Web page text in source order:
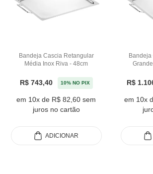
Bandeja Cascia Retangular
Média Inox Riva - 48cm
R$ 743,40 10% NO PIX
em 10x de R$ 82,60 sem
juros no cartão
ADICIONAR
R$
em 10x